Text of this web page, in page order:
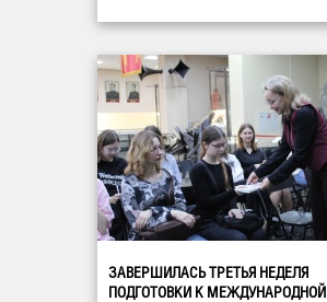
ЗАВЕРШИЛАСЬ ТРЕТЬЯ НЕДЕЛЯ
ПОДГОТОВКИ К МЕЖДУНАРОДНОЙ